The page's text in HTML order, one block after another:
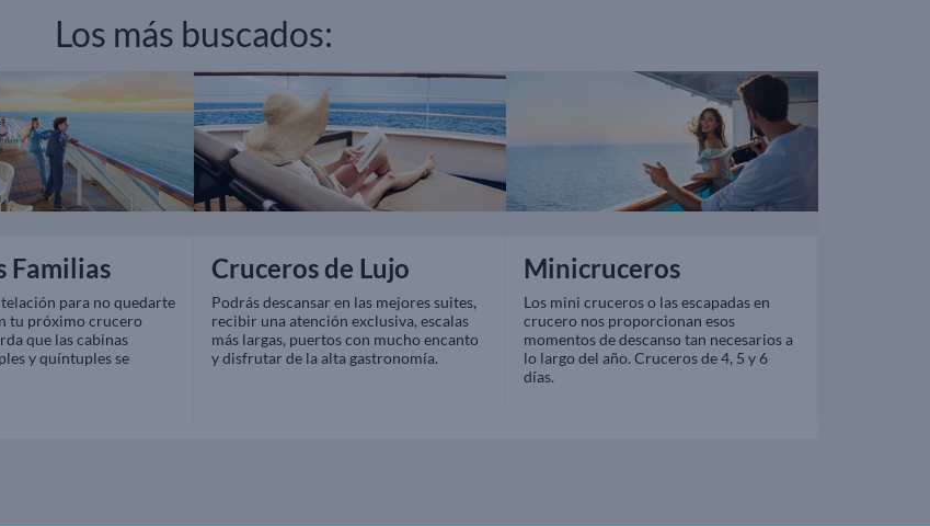
Los más buscados:
Familias
para no quedarte
tu próximo crucero
que las cabinas
y quíntuples se
Cruceros de Lujo
Podrás descansar en las mejores suites,
recibir una atención exclusiva, escalas
más largas, puertos con mucho encanto
y disfrutar de la alta gastronomía.
Minicruceros
Los mini cruceros o las escapadas en
crucero nos proporcionan esos
momentos de descanso tan necesarios a
lo largo del año. Cruceros de 4, 5 y 6
días.